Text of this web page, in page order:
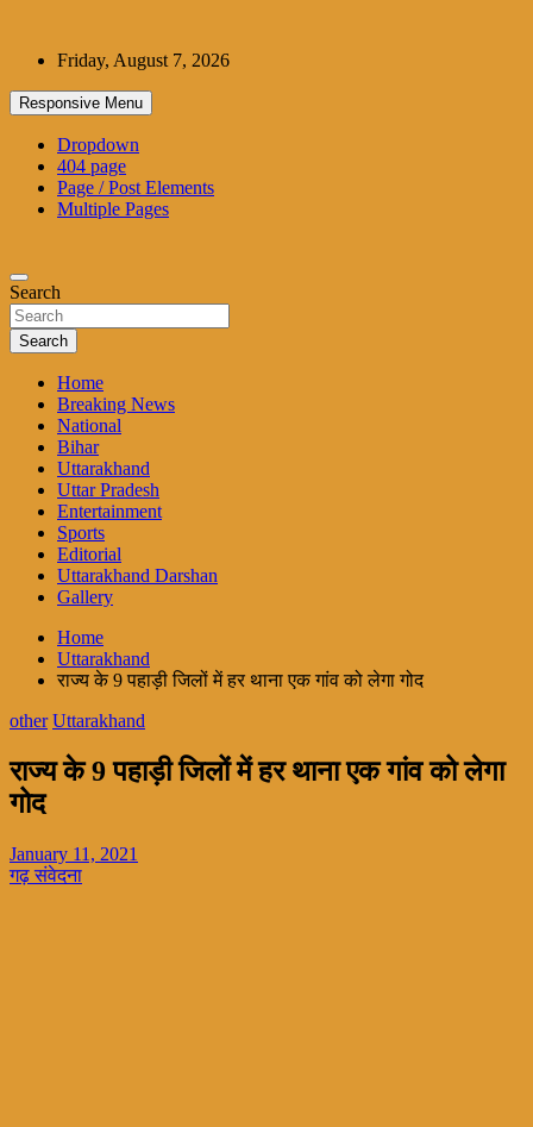
contentFriday, August 7, 2026
Responsive Menu
Dropdown
404 page
Page / Post Elements
Multiple Pages
Search
Search
Home
Breaking News
National
Bihar
Uttarakhand
Uttar Pradesh
Entertainment
Sports
Editorial
Uttarakhand Darshan
Gallery
Home
Uttarakhand
राज्य के 9 पहाड़ी जिलों में हर थाना एक गांव को लेगा गोद
other Uttarakhand
राज्य के 9 पहाड़ी जिलों में हर थाना एक गांव को लेगा
गोद
January 11, 2021
गढ़ संवेदना